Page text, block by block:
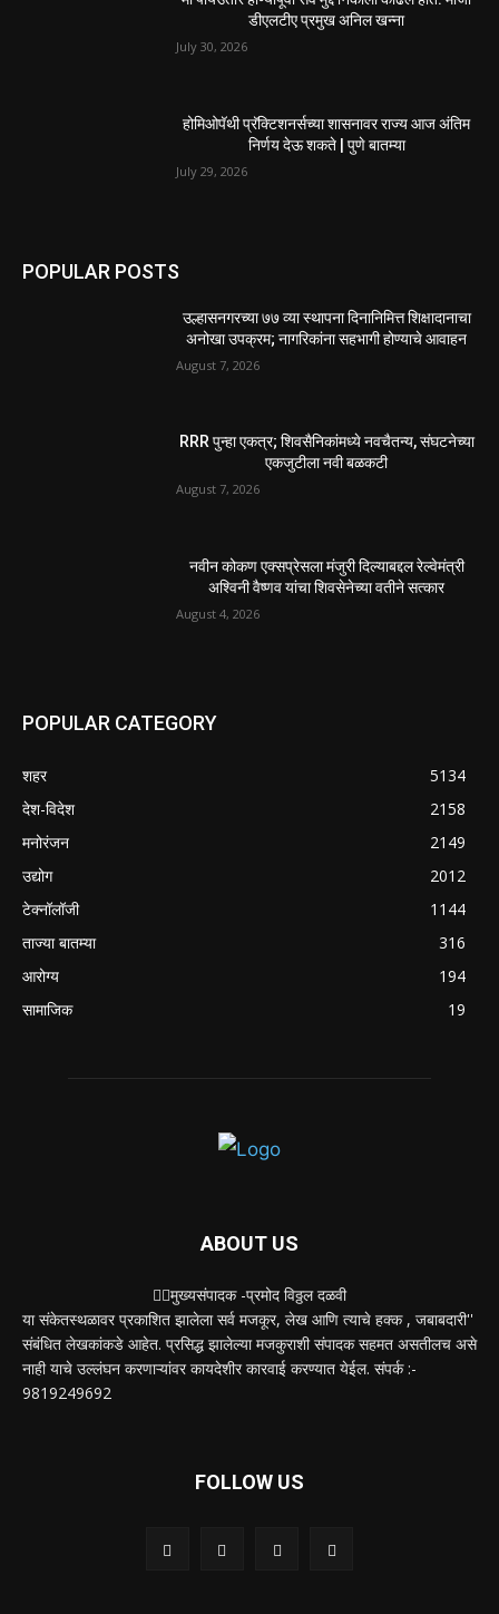
डीएलटीए प्रमुख अनिल खन्ना
July 30, 2026
होमिओपॅथी प्रॅक्टिशनर्सच्या शासनावर राज्य आज अंतिम
निर्णय देऊ शकते | पुणे बातम्या
July 29, 2026
POPULAR POSTS
उल्हासनगरच्या ७७ व्या स्थापना दिनानिमित्त शिक्षादानाचा
अनोखा उपक्रम; नागरिकांना सहभागी होण्याचे आवाहन
August 7, 2026
RRR पुन्हा एकत्र; शिवसैनिकांमध्ये नवचैतन्य, संघटनेच्या
एकजुटीला नवी बळकटी
August 7, 2026
नवीन कोकण एक्सप्रेसला मंजुरी दिल्याबद्दल रेल्वेमंत्री
अश्विनी वैष्णव यांचा शिवसेनेच्या वतीने सत्कार
August 4, 2026
POPULAR CATEGORY
शहर
5134
देश-विदेश
2158
मनोरंजन
2149
उद्योग
2012
टेक्नॉलॉजी
1144
ताज्या बातम्या
316
आरोग्य
194
सामाजिक
19
ABOUT US
✍🏻मुख्यसंपादक -प्रमोद विठ्ठल दळवी
या संकेतस्थळावर प्रकाशित झालेला सर्व मजकूर, लेख आणि त्याचे हक्क , जबाबदारी''
संबंधित लेखकांकडे आहेत. प्रसिद्ध झालेल्या मजकुराशी संपादक सहमत असतीलच असे
नाही याचे उल्लंघन करणाऱ्यांवर कायदेशीर कारवाई करण्यात येईल. संपर्क :-
9819249692
FOLLOW US